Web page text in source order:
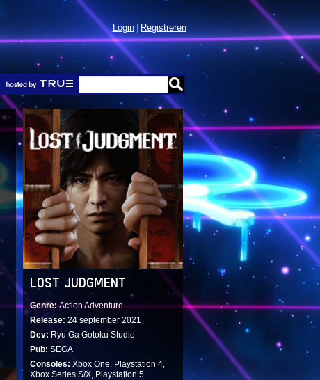
Registreren
Login
LOST JUDGMENT
Genre Action Adventure
Release 24 september 2021
Dev Ryu Ga Gotoku Studio
Pub SEGA
Consoles Xbox One, Playstation 4,
Xbox Series S/X, Playstation 5